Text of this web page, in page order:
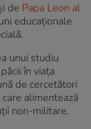
de Papa Leon al
educaționale
unui studiu
în viața
de cercetători
alimentează
non-militare.